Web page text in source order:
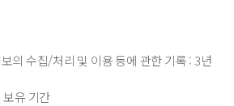
의 수집/처리 및 이용 등에 관한 기록 : 3년
보유 기간